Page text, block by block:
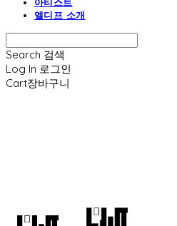
아티스트
엘디프 소개
Search 검색
Log In 로그인
Cart장바구니